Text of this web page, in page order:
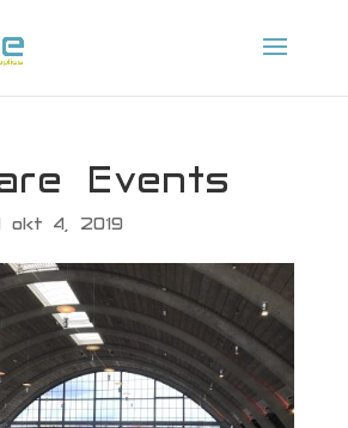
Events
okt 4, 2019